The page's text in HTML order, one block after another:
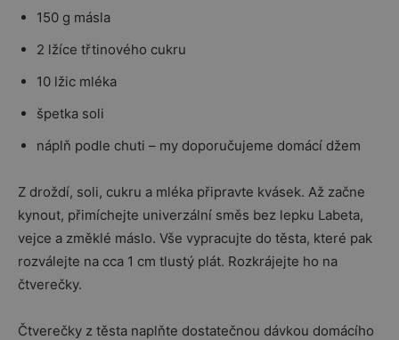
150 g másla
2 lžíce třtinového cukru
10 lžic mléka
špetka soli
náplň podle chuti – my doporučujeme domácí džem
Z droždí, soli, cukru a mléka připravte kvásek. Až začne
kynout, přimíchejte univerzální směs bez lepku Labeta,
vejce a změklé máslo. Vše vypracujte do těsta, které pak
rozválejte na cca 1 cm tlustý plát. Rozkrájejte ho na
čtverečky.
Čtverečky z těsta naplňte dostatečnou dávkou domácího